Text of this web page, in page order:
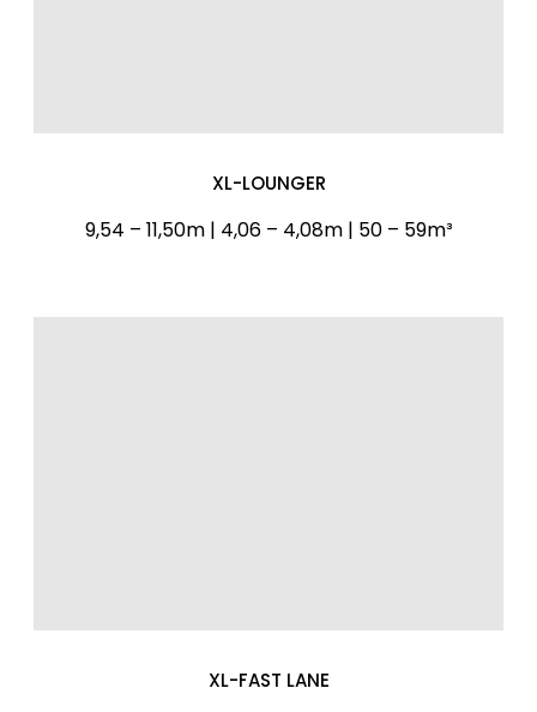
XL-LOUNGER
9,54 – 11,50m | 4,06 – 4,08m | 50 – 59m³
XL-FAST LANE